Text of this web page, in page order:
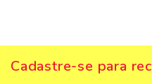
Cadastre-se para